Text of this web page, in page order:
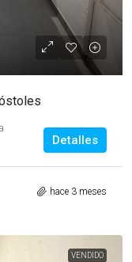
Detalles
hace 3 meses
VENDIDO